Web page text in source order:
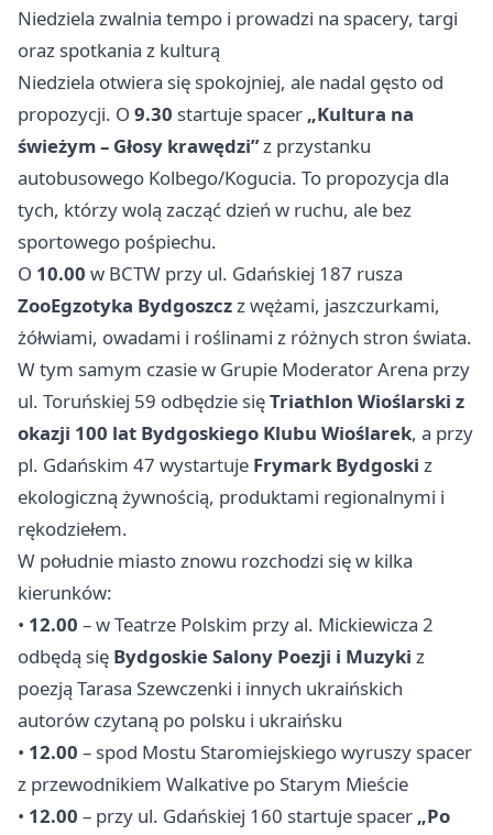
Niedziela zwalnia tempo i prowadzi na spacery, targi
oraz spotkania z kulturą
Niedziela otwiera się spokojniej, ale nadal gęsto od
propozycji. O 9.30 startuje spacer „Kultura na
świeżym – Głosy krawędzi”z przystanku
autobusowego Kolbego/Kogucia. To propozycja dla
tych, którzy wolą zacząć dzień w ruchu, ale bez
sportowego pośpiechu.
O 10.00 w BCTW przy ul. Gdańskiej 187 rusza
ZooEgzotyka Bydgoszczz wężami, jaszczurkami,
żółwiami, owadami i roślinami z różnych stron świata.
W tym samym czasie w Grupie Moderator Arena przy
ul. Toruńskiej 59 odbędzie sięTriathlon Wioślarski z
okazji 100 lat Bydgoskiego Klubu Wioślarek, a przy
pl. Gdańskim 47 wystartuje Frymark Bydgoski z
ekologiczną żywnością, produktami regionalnymi i
rękodziełem.
W południe miasto znowu rozchodzi się w kilka
kierunków:
• 12.00 – w Teatrze Polskim przy al. Mickiewicza 2
odbędą się Bydgoskie Salony Poezji i Muzyki z
poezją Tarasa Szewczenki i innych ukraińskich
autorów czytaną po polsku i ukraińsku
• 12.00 – spod Mostu Staromiejskiego wyruszy spacer
z przewodnikiem Walkative po Starym Mieście
• 12.00 – przy ul. Gdańskiej 160 startuje spacer „Po